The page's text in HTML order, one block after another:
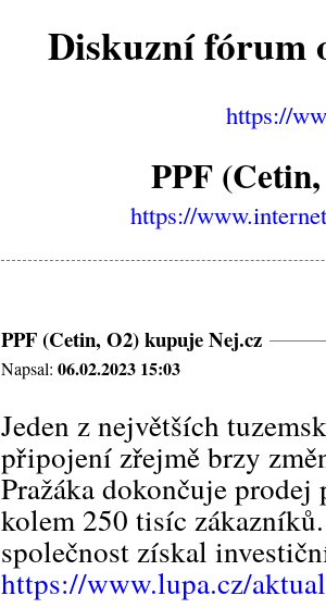
Diskuzní fórum
https://
PPF
https://
PPF (Cetin, O2) kupuje Nej.cz
Napsal:06.02.2023 15:03
Jeden z největších
připojení zřejmě brzy
Pražáka dokončuje
kolem 250 tisíc
společnost získal
https://www.lupa.cz/